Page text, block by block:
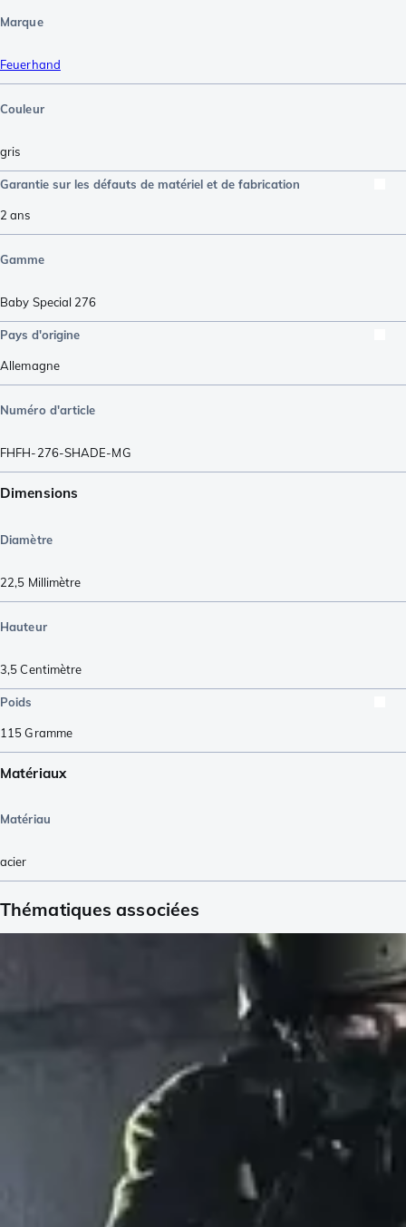
Marque
Feuerhand
Couleur
gris
Garantie sur les défauts de matériel et de fabrication
2 ans
Gamme
Baby Special 276
Pays d'origine
Allemagne
Numéro d'article
FHFH-276-SHADE-MG
Dimensions
Diamètre
22,5 Millimètre
Hauteur
3,5Centimètre
Poids
115Gramme
Matériaux
Matériau
acier
Thématiques associées